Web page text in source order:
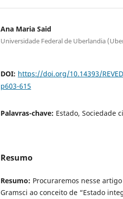
Ana Maria Said
Universidade Federal de Uberlandia
DOI: https://doi.org/10.14393/
p603-615
Palavras-chave: Estado, Sociedade
Resumo
Resumo: Procuraremos nesse
Gramsci ao conceito de “Estado